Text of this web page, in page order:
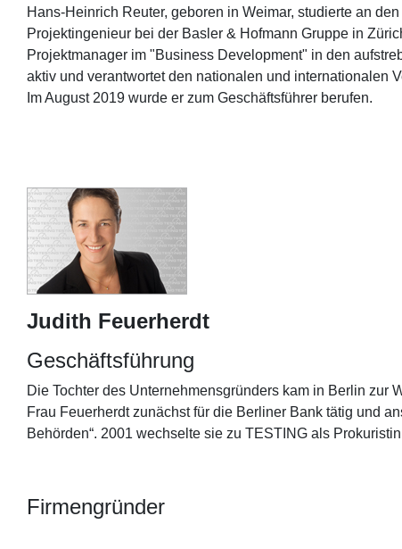
Hans-Heinrich Reuter, geboren in Weimar, studierte an
Projektingenieur bei der Basler & Hofmann Gruppe in
Projektmanager im "Business Development" in den
aktiv und verantwortet den nationalen und internationalen
Im August 2019 wurde er zum Geschäftsführer berufen.
Judith Feuerherdt
Geschäftsführung
Die Tochter des Unternehmensgründers kam in Berlin zur
Frau Feuerherdt zunächst für die Berliner Bank tätig und
Behörden“. 2001 wechselte sie zu TESTING als
Firmengründer